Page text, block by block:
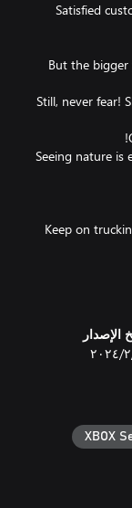
Satisfied
But the
Still, never fear!
Seeing nature is
Keep on
Build up
So what are
الإصدار
XBOX